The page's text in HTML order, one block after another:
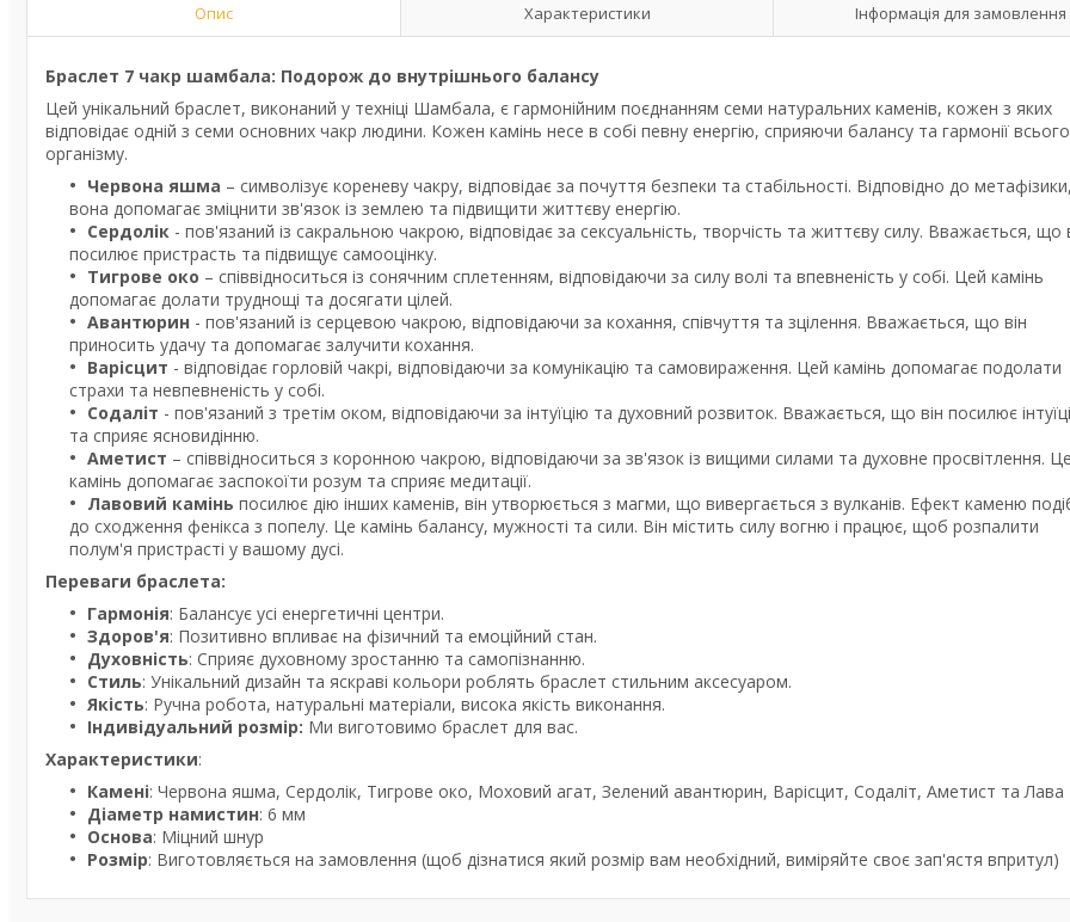
Опис Характеристики Інформація для замовлення
Браслет 7 чакр шамбала: Подорож до внутрішнього балансу
Цей унікальний браслет, виконаний у техніці Шамбала, є гармонійним поєднанням семи натуральних каменів, кожен з яких
відповідає одній з семи основних чакр людини. Кожен камінь несе в собі певну енергію, сприяючи балансу та гармонії всього
організму.
Червона яшма – символізує кореневу чакру, відповідає за почуття безпеки та стабільності. Відповідно до метафізики,
вона допомагає зміцнити зв'язок із землею та підвищити життєву енергію.
Сердолік - пов'язаний із сакральною чакрою, відповідає за сексуальність, творчість та життєву силу. Вважається, що
посилює пристрасть та підвищує самооцінку.
Тигрове око – співвідноситься із сонячним сплетенням, відповідаючи за силу волі та впевненість у собі. Цей камінь
допомагає долати труднощі та досягати цілей.
Авантюрин - пов'язаний із серцевою чакрою, відповідаючи за кохання, співчуття та зцілення. Вважається, що він
приносить удачу та допомагає залучити кохання.
Варісцит - відповідає горловій чакрі, відповідаючи за комунікацію та самовираження. Цей камінь допомагає подолати
страхи та невпевненість у собі.
Содаліт - пов'язаний з третім оком, відповідаючи за інтуїцію та духовний розвиток. Вважається, що він посилює
та сприяє ясновидінню.
Аметист – співвідноситься з коронною чакрою, відповідаючи за зв'язок із вищими силами та духовне просвітлення.
камінь допомагає заспокоїти розум та сприяє медитації.
Лавовий камінь посилює дію інших каменів, він утворюється з магми, що вивергається з вулканів. Ефект каменю
до сходження фенікса з попелу. Це камінь балансу, мужності та сили. Він містить силу вогню і працює, щоб розпалити
полум'я пристрасті у вашому дусі.
Переваги браслета:
Гармонія: Балансує усі енергетичні центри.
Здоров'я: Позитивно впливає на фізичний та емоційний стан.
Духовність: Сприяє духовному зростанню та самопізнанню.
Стиль: Унікальний дизайн та яскраві кольори роблять браслет стильним аксесуаром.
Якість: Ручна робота, натуральні матеріали, висока якість виконання.
Індивідуальний розмір: Ми виготовимо браслет для вас.
Характеристики:
Камені: Червона яшма, Сердолік, Тигрове око, Моховий агат, Зелений авантюрин, Варісцит, Содаліт, Аметист та Лава
Діаметр намистин: 6 мм
Основа: Міцний шнур
Розмір: Виготовляється на замовлення (щоб дізнатися який розмір вам необхідний, виміряйте своє зап'ястя впритул)